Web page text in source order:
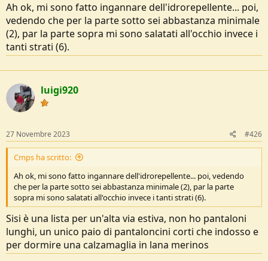
Ah ok, mi sono fatto ingannare dell'idrorepellente... poi,
vedendo che per la parte sotto sei abbastanza minimale
(2), par la parte sopra mi sono salatati all'occhio invece i
tanti strati (6).
luigi920
27 Novembre 2023 #426
Cmps ha scritto:
Ah ok, mi sono fatto ingannare dell'idrorepellente... poi, vedendo
che per la parte sotto sei abbastanza minimale (2), par la parte
sopra mi sono salatati all'occhio invece i tanti strati (6).
Sisi è una lista per un'alta via estiva, non ho pantaloni
lunghi, un unico paio di pantaloncini corti che indosso e
per dormire una calzamaglia in lana merinos